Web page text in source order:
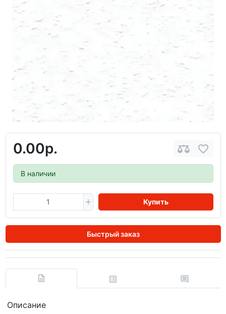
0.00р.
В наличии
Купить
Быстрый заказ
Описание